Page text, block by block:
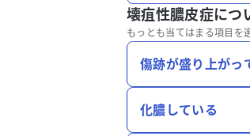
壊疽性膿皮症につ
もっとも当てはまる項目を
傷跡が盛り上がっ
化膿している